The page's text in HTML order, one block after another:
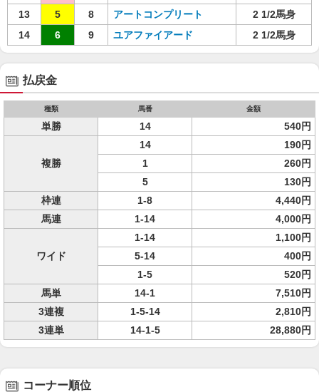
13
5 8 アートコンプリート
2 1/2馬身
14
6 9 ユアファイアード 2 1/2馬身
払戻金
種類 馬番 金額
単勝 14 540円
複勝
14
190円
1
260円
5
130円
枠連
1-8
4,440円
馬連
1-14 4,000円
ワイド
1-14
1,100円
5-14
400円
1-5
520円
馬単
14-1
7,510円
3連複
1-5-14
2,810円
3連単
14-1-5 28,880円
コーナー順位